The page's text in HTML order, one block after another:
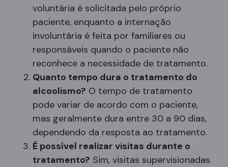
voluntária é solicitada pelo próprio
paciente, enquanto a internação
involuntária é feita por familiares ou
responsáveis quando o paciente não
reconhece a necessidade de tratamento.
Quanto tempo dura o tratamento do
alcoolismo? O tempo de tratamento
pode variar de acordo com o paciente,
mas geralmente dura entre 30 a 90 dias,
dependendo da resposta ao tratamento.
É possível realizar visitas durante o
tratamento? Sim, visitas supervisionadas